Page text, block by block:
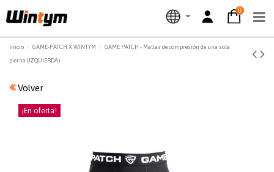
0
Inicio GAME-PATCH X WINTYM
GAME PATCH - Mallas de compresión de una sola
pierna (IZQUIERDA)
Volver
¡En oferta!